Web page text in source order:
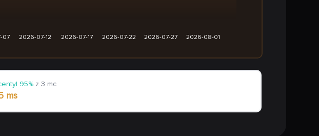
07 2026-07-12 2026-07-17 2026-07-22 2026-07-27 2026-08-01
95% z 3 mc
ms